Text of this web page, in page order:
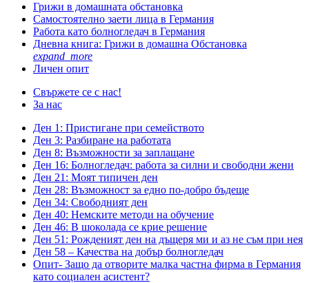
Грижи в домашната обстановка
Самостоятелно заети лица в Германия
Работа като болногледач в Германия
Дневна книга: Грижи в домашна Обстановка
expand_more
Личен опит
Свържете се с нас!
За нас
Ден 1: Пристигане при семейството
Ден 3: Разбиране на работата
Ден 8: Възможности за заплащане
Ден 16: Болногледач: работа за силни и свободни жени
Ден 21: Моят типичен ден
Ден 28: Възможност за едно по-добро бъдеще
Ден 34: Свободният ден
Ден 40: Немските методи на обучение
Ден 46: В шоколада се крие решение
Ден 51: Рожденият ден на дъщеря ми и аз не съм при нея
Ден 58 – Качества на добър болногледач
Опит- Защо да отворите малка частна фирма в Германия
като социален асистент?